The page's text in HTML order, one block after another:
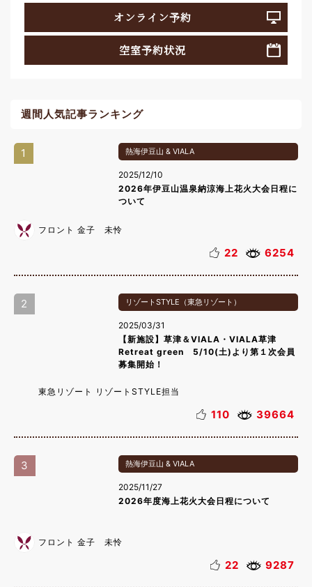
オンライン予約
空室予約状況
週間人気記事ランキング
1 熱海伊豆山 & VIALA
2025/12/10
2026年伊豆山温泉納涼海上花火大会日程に
ついて
フロント 金子 未怜
22 6254
2 リゾートSTYLE（東急リゾート）
2025/03/31
【新施設】草津＆VIALA・VIALA草津
Retreat green 5/10(土)より第１次会員
募集開始！
東急リゾート リゾートSTYLE担当
110 39664
3 熱海伊豆山 & VIALA
2025/11/27
2026年度海上花火大会日程について
フロント 金子 未怜
22 9287